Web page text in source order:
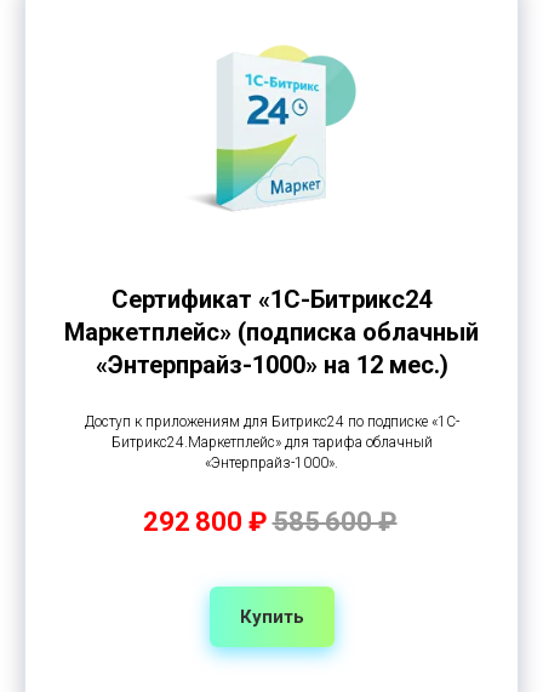
Сертификат «1С-Битрикс24
Маркетплейс» (подписка облачный
«Энтерпрайз-1000» на 12 мес.)
Доступ к приложениям для Битрикс24 по подписке «1С-
Битрикс24.Маркетплейс» для тарифа облачный
«Энтерпрайз-1000».
292 800 ₽585 600 ₽
Купить